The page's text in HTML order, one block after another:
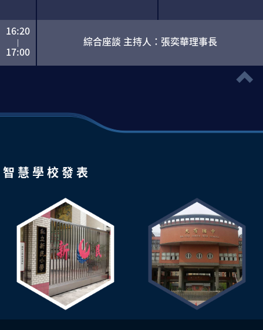
16:20
|
17:00
綜合座談 主持人：張奕華理事長
主題
08:40
09:20
智慧學校成果發表
臺北市私立新民
小學
潘良惜校長
教室
五年級英語
《Mexico》
臺北市私立新民
小學
林以媜老師
綜合
教室
六年級自然
臺北市私立新民
自然
主題
08:30
09:15
智慧學校成果發表
桃園市立大有國
中
陳家祥校長
視聽館
七年級地理
《地圖的閱讀》
海倫市國際雙語
學校
趙揚老師
視聽館
八年級數學
桃園市立龍潭國
多功能
智 慧 學 校 發 表